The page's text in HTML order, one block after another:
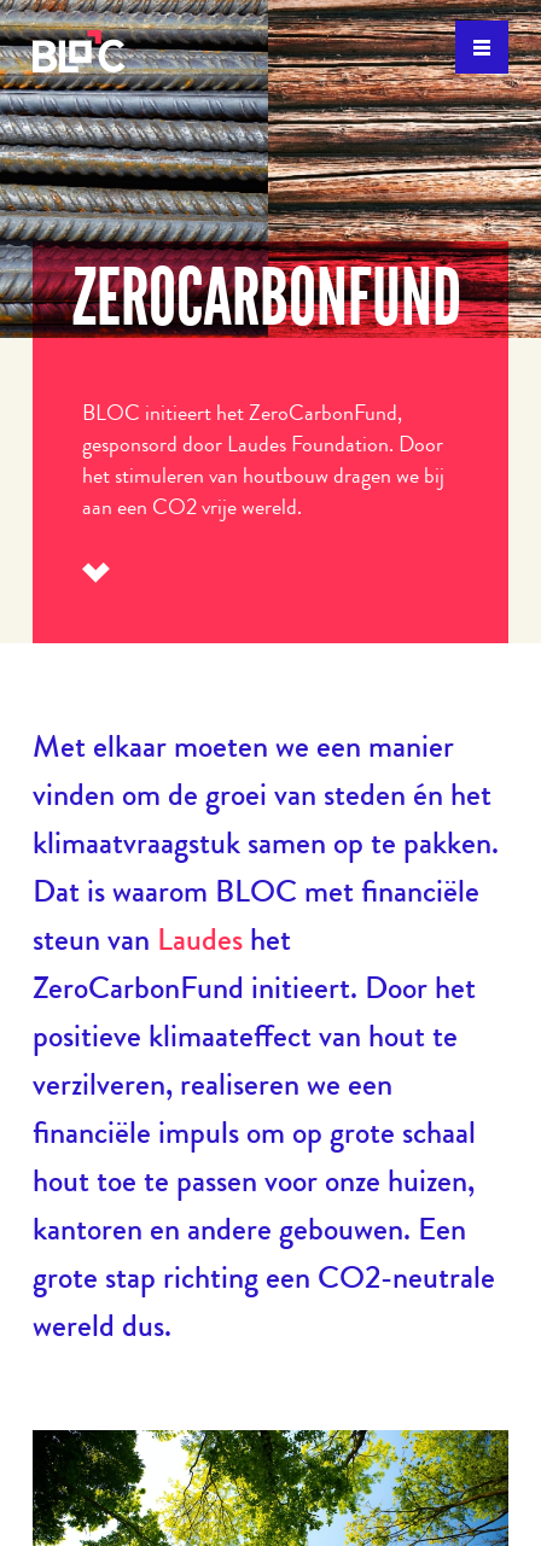
ZEROCARBONFUND
BLOC initieert het ZeroCarbonFund,
gesponsord door Laudes Foundation. Door
het stimuleren van houtbouw dragen we bij
aan een CO2 vrije wereld.
Met elkaar moeten we een manier
vinden om de groei van steden én het
klimaatvraagstuk samen op te pakken.
Dat is waarom BLOC met financiële
steun van Laudeshet
ZeroCarbonFund initieert. Door het
positieve klimaateffect van hout te
verzilveren, realiseren we een
financiële impuls om op grote schaal
hout toe te passen voor onze huizen,
kantoren en andere gebouwen. Een
grote stap richting een CO2-neutrale
wereld dus.